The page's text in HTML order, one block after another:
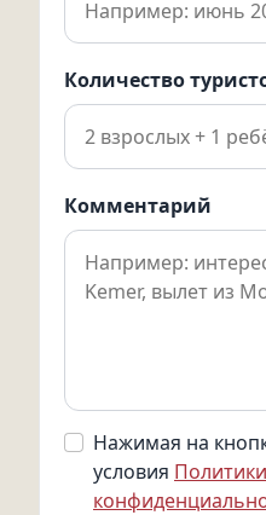
Количество
Комментарий
Нажимая на
условия Политики